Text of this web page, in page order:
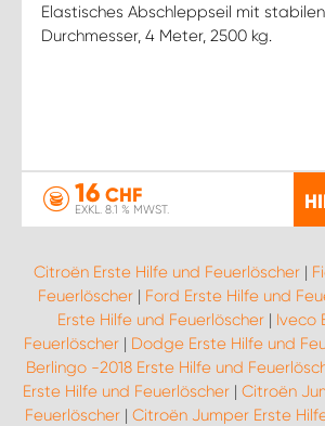
Elastisches Abschleppseil mit stabilen
Durchmesser, 4 Meter, 2500 kg.
16 CHF
EXKL. 8.1 % MWST.
Citroën Erste Hilfe und Feuerlöscher|
Feuerlöscher| Ford Erste Hilfe und
Erste Hilfe und Feuerlöscher | Iveco
Feuerlöscher| Dodge Erste Hilfe und
Berlingo -2018 Erste Hilfe und
Erste Hilfe und Feuerlöscher| Citroën
Feuerlöscher | Citroën Jumper Erste